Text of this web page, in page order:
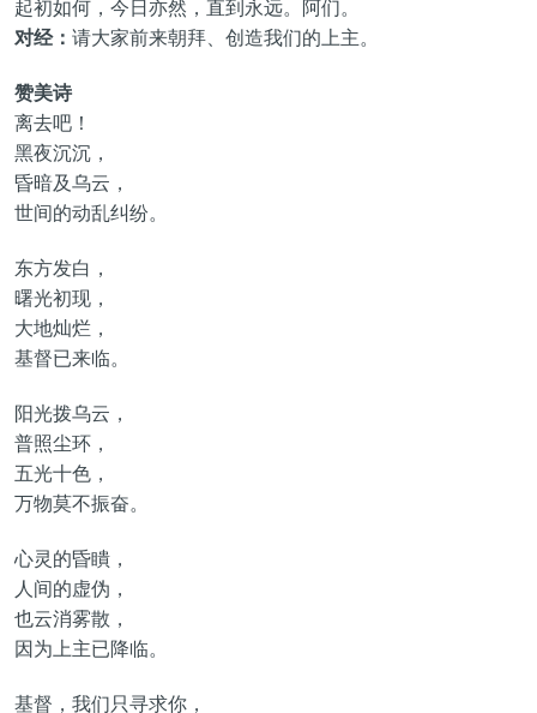
起初如何，今日亦然，直到永远。阿们。
对经： 请大家前来朝拜、创造我们的上主。
赞美诗
离去吧！
黑夜沉沉，
昏暗及乌云，
世间的动乱纠纷。
东方发白，
曙光初现，
大地灿烂，
基督已来临。
阳光拨乌云，
普照尘环，
五光十色，
万物莫不振奋。
心灵的昏瞶，
人间的虚伪，
也云消雾散，
因为上主已降临。
基督，我们只寻求你，